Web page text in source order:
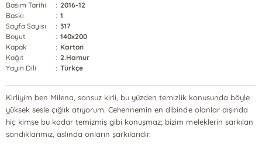
Basım Tarihi
: 2016-12
Baskı
: 1
Sayfa Sayısı
: 317
Boyut
: 140x200
Kapak
: Karton
Kağıt
: 2.Hamur
Yayın Dili
: Türkçe
Kirliyim ben Milena, sonsuz kirli, bu yüzden temizlik konusunda böyle
yüksek sesle çığlık atıyorum. Cehennemin en dibinde olanlar dışında
hiç kimse bu kadar temizmiş gibi konuşmaz; bizim meleklerin sarkılan
sandıklarımız, aslında onların şarkılarıdır.